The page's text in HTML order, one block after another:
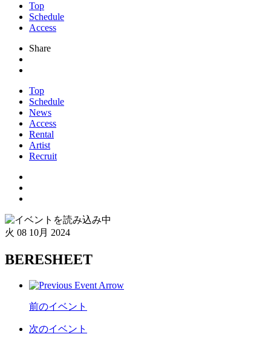
Top
Schedule
Access
Share
Top
Schedule
News
Access
Rental
Artist
Recruit
火 08 10月 2024
BERESHEET
前のイベント
次のイベント